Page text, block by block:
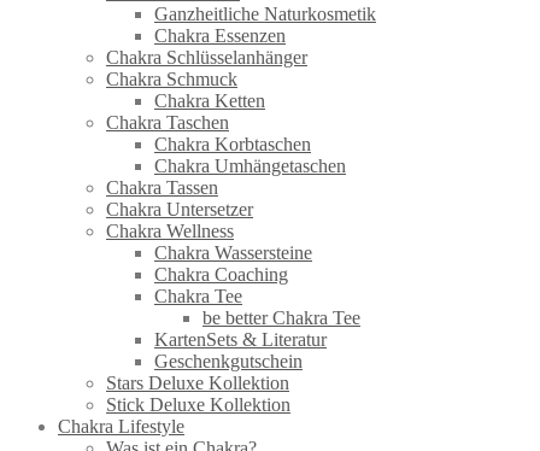
Ganzheitliche Naturkosmetik
Chakra Essenzen
Chakra Schlüsselanhänger
Chakra Schmuck
Chakra Ketten
Chakra Taschen
Chakra Korbtaschen
Chakra Umhängetaschen
Chakra Tassen
Chakra Untersetzer
Chakra Wellness
Chakra Wassersteine
Chakra Coaching
Chakra Tee
be better Chakra Tee
KartenSets & Literatur
Geschenkgutschein
Stars Deluxe Kollektion
Stick Deluxe Kollektion
Chakra Lifestyle